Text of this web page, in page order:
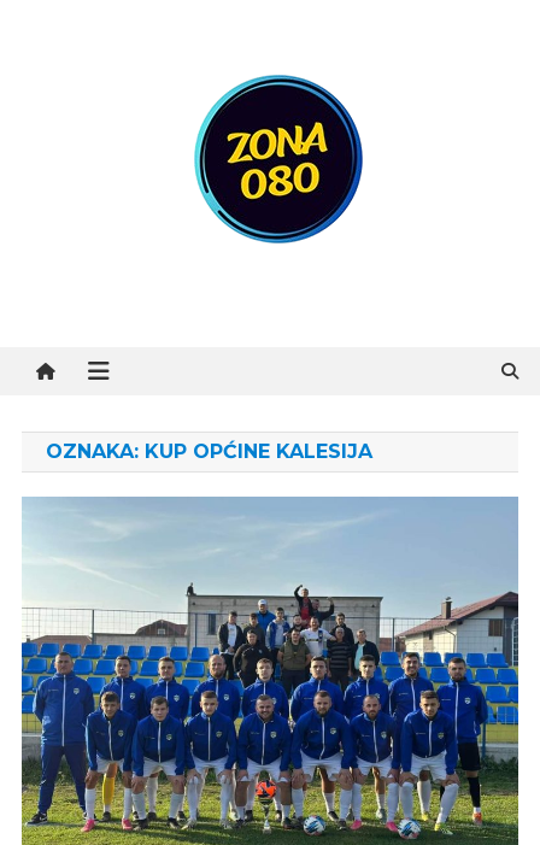
OZNAKA: KUP OPĆINE KALESIJA